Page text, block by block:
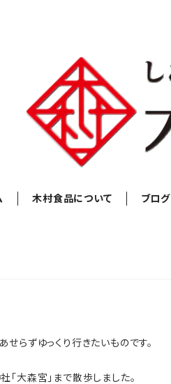
木村食品について ブログ
らずゆっくり行きたいものです。
大森宮」まで散歩しました。